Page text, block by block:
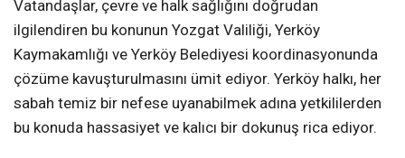
Vatandaşlar, çevre ve halk sağlığını doğrudan
ilgilendiren bu konunun Yozgat Valiliği, Yerköy
Kaymakamlığı ve Yerköy Belediyesi koordinasyonunda
çözüme kavuşturulmasını ümit ediyor. Yerköy halkı, her
sabah temiz bir nefese uyanabilmek adına yetkililerden
bu konuda hassasiyet ve kalıcı bir dokunuş rica ediyor.